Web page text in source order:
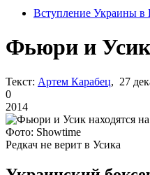
Вступление Украины в
Фьюри и Усик
Текст: Артем Карабец, 27
0
2014
Фото: Showtime
Редкач не верит в Усика